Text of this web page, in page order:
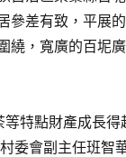
參差有致，平展
繞，寬廣的百坭
特點財產成長得
委會副主任班智